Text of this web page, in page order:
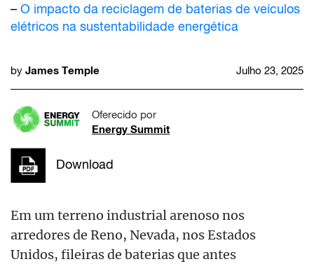
– O impacto da reciclagem de baterias de veículos
elétricos na sustentabilidade energética
by James Temple Julho 23, 2025
Oferecido por
Energy Summit
Download
Em um terreno industrial arenoso nos
arredores de Reno, Nevada, nos Estados
Unidos, fileiras de baterias que antes